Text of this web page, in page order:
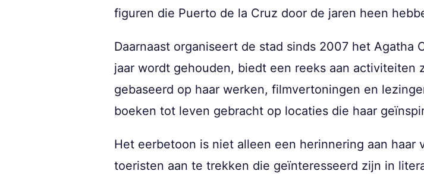
figuren die Puerto de la Cruz door de jaren heen
Daarnaast organiseert de stad sinds 2007 het
jaar wordt gehouden, biedt een reeks aan activiteiten
gebaseerd op haar werken, filmvertoningen en
boeken tot leven gebracht op locaties die haar
Het eerbetoon is niet alleen een herinnering aan haar
toeristen aan te trekken die geïnteresseerd zijn in